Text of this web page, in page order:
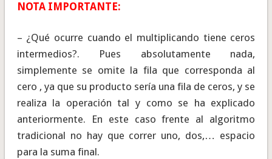
NOTA IMPORTANTE:
– ¿Qué ocurre cuando el multiplicando tiene ceros
intermedios?. Pues absolutamente nada,
simplemente se omite la fila que corresponda al
cero , ya que su producto sería una fila de ceros, y se
realiza la operación tal y como se ha explicado
anteriormente. En este caso frente al algoritmo
tradicional no hay que correr uno, dos,… espacio
para la suma final.